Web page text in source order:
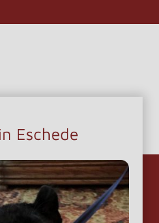
Eschede